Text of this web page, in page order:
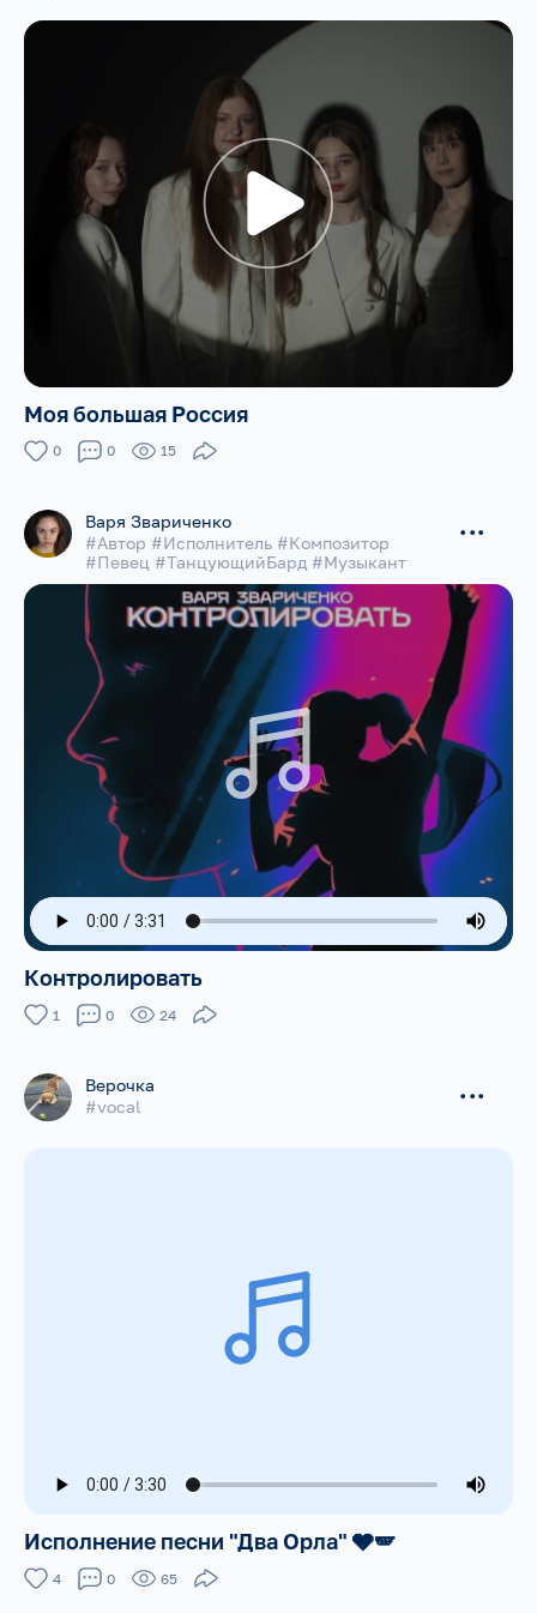
Моя большая Россия
0 0 15
Варя Звариченко
#Автор #Исполнитель #Композитор
#Певец #ТанцующийБард #Музыкант
...
Контролировать
1 0 24
Верочка
#vocal
...
Исполнение песни "Два Орла" 🩶🪽
4 0 65